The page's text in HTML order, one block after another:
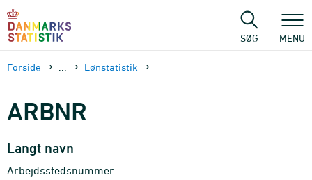
sidens
SØG MENU
Forside Lønstatistik
ARBNR
Langt navn
Arbejdsstedsnummer